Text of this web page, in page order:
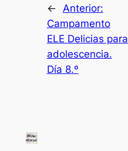
←
Anterior:
Campamento
ELE Delicias para
adolescencia.
Día 8.º